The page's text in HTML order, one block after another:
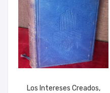
Los Intereses Creados,